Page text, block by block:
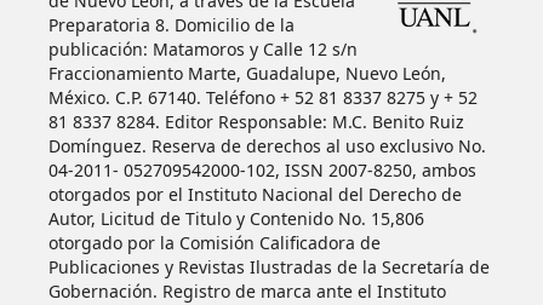
Preparatoria 8. Domicilio de la
publicación: Matamoros y Calle 12 s/n
Fraccionamiento Marte, Guadalupe, Nuevo León,
México. C.P. 67140. Teléfono + 52 81 8337 8275 y + 52
81 8337 8284. Editor Responsable: M.C. Benito Ruiz
Domínguez. Reserva de derechos al uso exclusivo No.
04-2011- 052709542000-102, ISSN 2007-8250, ambos
otorgados por el Instituto Nacional del Derecho de
Autor, Licitud de Titulo y Contenido No. 15,806
otorgado por la Comisión Calificadora de
Publicaciones y Revistas Ilustradas de la Secretaría de
Gobernación. Registro de marca ante el Instituto